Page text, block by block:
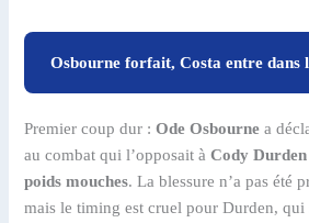
Osbourne forfait, Costa entre dans
Premier coup dur :Ode Osbourne a
au combat qui l’opposait àCody Durden
poids mouches. La blessure n’a pas été
mais le timing est cruel pour Durden, qui